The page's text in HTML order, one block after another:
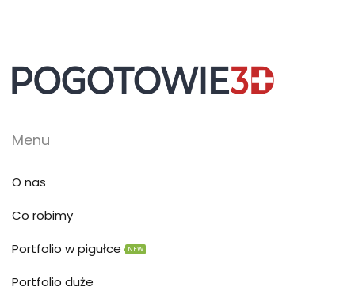
Menu
O nas
Co robimy
Portfolio w pigułce
NEW
Portfolio duże